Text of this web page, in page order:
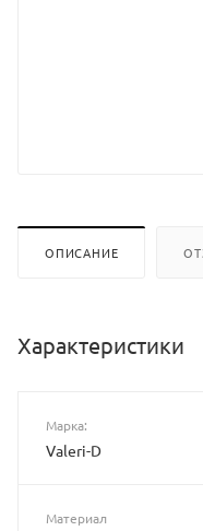
ОПИСАНИЕ
Характеристики
Марка:
Valeri-D
Материал